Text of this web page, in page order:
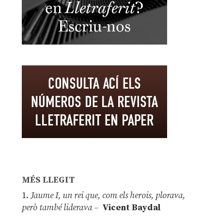
MÉS LLEGIT
1.Jaume I, un rei que, com els herois, plorava,
però també liderava – Vicent Baydal